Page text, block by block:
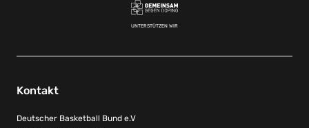
UNTERSTÜTZEN WIR
Kontakt
Deutscher Basketball Bund e.V